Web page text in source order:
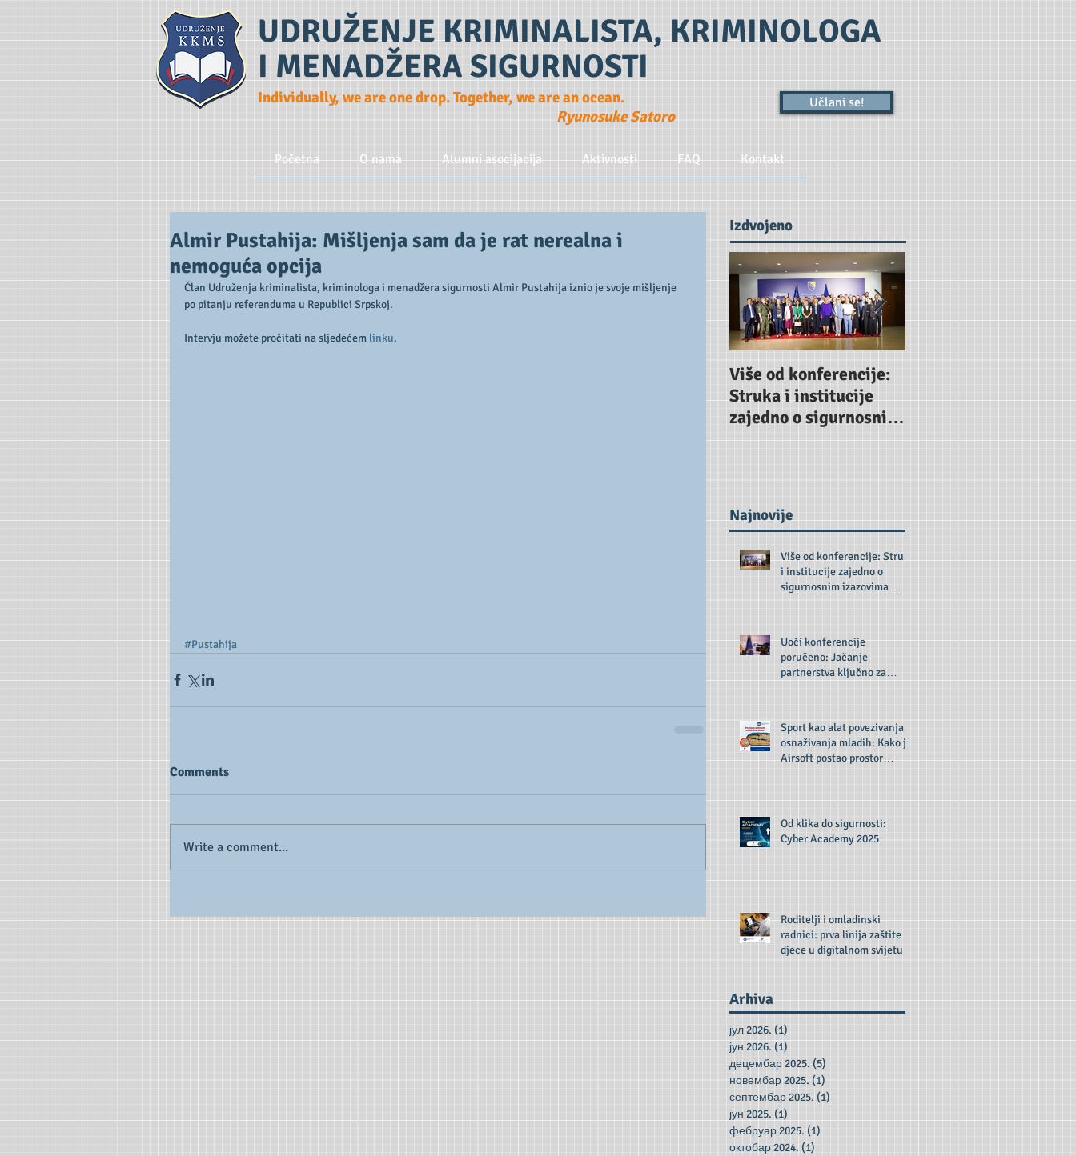
UDRUŽENJE KRIMINALISTA, KRIMINOLOGA
I MENADŽERA SIGURNOSTI
Individually, we are one drop. Together, we are an ocean.
Ryunosuke Satoro
Učlani se!
Početna O nama Alumni asocijacija Aktivnosti FAQ Kontakt
Almir Pustahija: Mišljenja sam da je rat nerealna i
nemoguća opcija
Član Udruženja kriminalista, kriminologa i menadžera sigurnosti Almir Pustahija iznio je svoje mišljenje
po pitanju referenduma u Republici Srpskoj.
Intervju možete pročitati na sljedećem linku.
#Pustahija
Comments
Write a comment...
Izdvojeno
Više od konferencije:
Struka i institucije
zajedno o sigurnosnim
izazovima budućnosti
poručeno: Jačanje
odgovor na
Najnovije
Više od konferencije: Struka
i institucije zajedno o
sigurnosnim izazovima
Uoči konferencije
poručeno: Jačanje
partnerstva ključno za
Sport kao alat povezivanja i
osnaživanja mladih: Kako je
Airsoft postao prostor
Od klika do sigurnosti:
Cyber Academy 2025
Roditelji i omladinski
radnici: prva linija zaštite
djece u digitalnom svijetu
Arhiva
јул 2026. (1)
јун 2026. (1)
децембар 2025. (5)
новембар 2025. (1)
септембар 2025. (1)
јун 2025. (1)
фебруар 2025. (1)
октобар 2024. (1)